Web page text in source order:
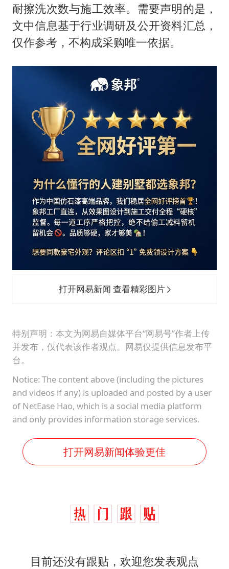
耐擦洗次数与施工效率。需要声明的是，
文中信息基于行业调研及公开资料汇总，
仅作参考，不构成采购唯一依据。
打开网易新闻 查看精彩图片
特别声明：本文为网易自媒体平台“网易号”作者上传
并发布，仅代表该作者观点。网易仅提供信息发布平
台。
Notice: The content above (including the pictures
and videos if any) is uploaded and posted by a user
of NetEase Hao, which is a social media platform
and only provides information storage services.
打开网易新闻体验更佳
目前还没有跟贴，欢迎您发表观点